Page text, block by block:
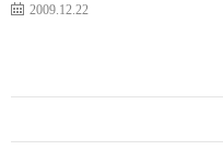
2009.12.22